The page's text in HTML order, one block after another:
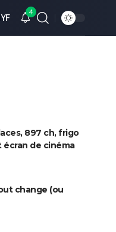
4
897 ch, frigo
écran de cinéma
change (ou